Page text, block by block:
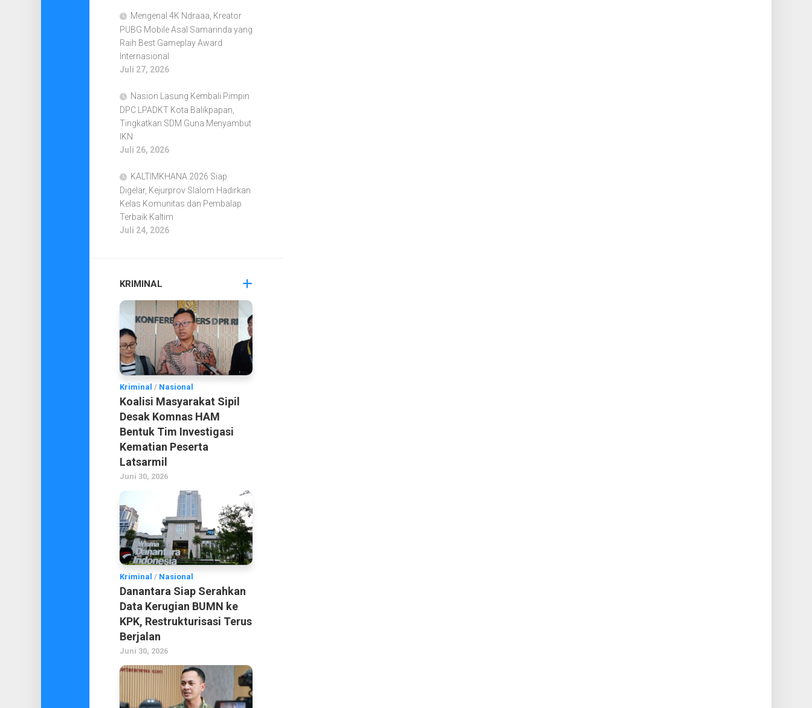
Mengenal 4K Ndraaa, Kreator
PUBG Mobile Asal Samarinda yang
Raih Best Gameplay Award
Internasional
Juli 27, 2026
Nasion Lasung Kembali Pimpin
DPC LPADKT Kota Balikpapan,
Tingkatkan SDM Guna Menyambut
IKN
Juli 26, 2026
KALTIMKHANA 2026 Siap
Digelar, Kejurprov Slalom Hadirkan
Kelas Komunitas dan Pembalap
Terbaik Kaltim
Juli 24, 2026
KRIMINAL
Kriminal / Nasional
Koalisi Masyarakat Sipil
Desak Komnas HAM
Bentuk Tim Investigasi
Kematian Peserta
Latsarmil
Juni 30, 2026
Kriminal / Nasional
Danantara Siap Serahkan
Data Kerugian BUMN ke
KPK, Restrukturisasi Terus
Berjalan
Juni 30, 2026